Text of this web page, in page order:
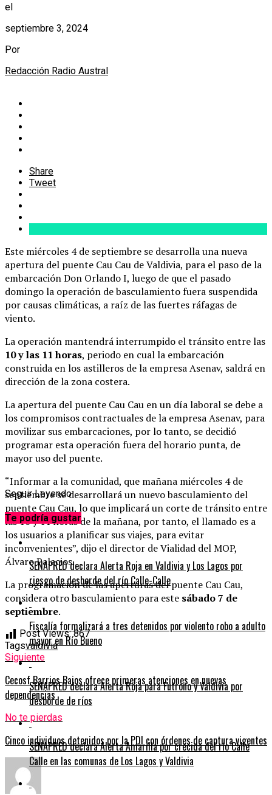
el
septiembre 3, 2024
Por
Redacción Radio Austral
Share
Tweet
Este miércoles 4 de septiembre se desarrolla una nueva
apertura del puente Cau Cau de Valdivia, para el paso de la
embarcación Don Orlando I, luego de que el pasado
domingo la operación de basculamiento fuera suspendida
por causas climáticas, a raíz de las fuertes ráfagas de
viento.
La operación mantendrá interrumpido el tránsito entre las
10 y las 11 horas, periodo en cual la embarcación
construida en los astilleros de la empresa Asenav, saldrá en
dirección de la zona costera.
La apertura del puente Cau Cau en un día laboral se debe a
los compromisos contractuales de la empresa Asenav, para
movilizar sus embarcaciones, por lo tanto, se decidió
programar esta operación fuera del horario punta, de
mayor uso del puente.
“Informar a la comunidad, que mañana miércoles 4 de
septiembre se desarrollará un nuevo basculamiento del
puente Cau Cau, lo que implicará un corte de tránsito entre
las 10 y 11 horas de la mañana, por tanto, el llamado es a
los usuarios a planificar sus viajes, para evitar
inconvenientes”, dijo el director de Vialidad del MOP,
Álvaro Palacios.
La programación de las aperturas del puente Cau Cau,
considera otro basculamiento para este sábado 7 de
septiembre.
Post Views: 867
Tagsvaldivia
Siguiente
Cecosf Barrios Bajos ofrece primeras atenciones en nuevas
dependencias
No te pierdas
Cinco individuos detenidos por la PDI con órdenes de captura vigentes
Seguir Leyendo
Te podría gustar
SENAPRED declara Alerta Roja en Valdivia y Los Lagos por
riesgo de desborde del río Calle-Calle
Fiscalía formalizará a tres detenidos por violento robo a adulto
mayor en Río Bueno
SENAPRED declara Alerta Roja para Futrono y Valdivia por
desborde de ríos
SENAPRED declara Alerta Amarilla por crecida del río Calle
Calle en las comunas de Los Lagos y Valdivia